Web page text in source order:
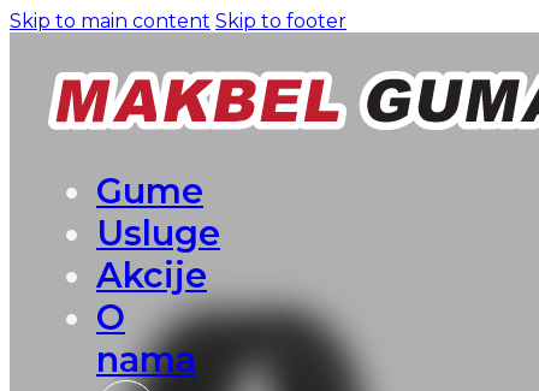
Skip to main content Skip to footer
Gume
Usluge
Akcije
O
nama